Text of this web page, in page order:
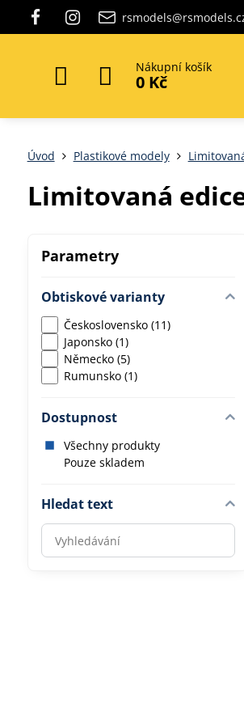
Nákupní košík
0 Kč
Úvod Plastikové modely
Limitovaná
Parametry
Obtiskové varianty
Československo (11)
Japonsko (1)
Německo (5)
Rumunsko (1)
Dostupnost
Všechny produkty
Pouze skladem
Hledat text
Prohledat
výsledky